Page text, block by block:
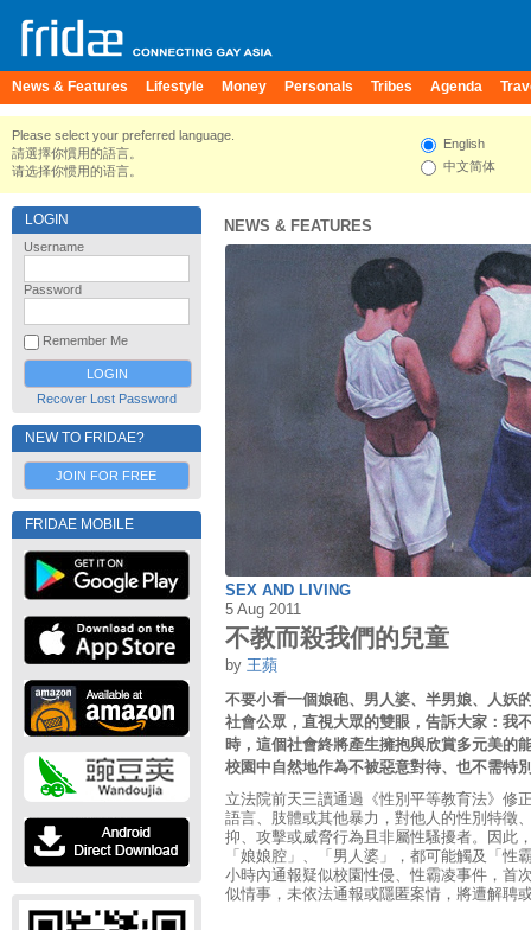
News & Features Lifestyle Money Personals Tribes Agenda
Please select your preferred language.
請選擇你慣用的語言。
请选择你惯用的语言。
English
中文简体
LOGIN
Username
Password
Remember Me
Recover Lost Password
NEW TO FRIDAE?
JOIN FOR FREE
FRIDAE MOBILE
NEWS & FEATURES
SEX AND LIVING
5 Aug 2011
不教而殺我們的兒童
by 王蘋
不要小看一個娘砲、男人婆、半男娘、人妖
社會公眾，直視大眾的雙眼，告訴大家：我
時，這個社會終將產生擁抱與欣賞多元美的
校園中自然地作為不被惡意對待、也不需特
立法院前天三讀通過《性別平等教育法》修
語言、肢體或其他暴力，對他人的性別特徵
抑、攻擊或威脅行為且非屬性騷擾者。因此
「娘娘腔」、「男人婆」，都可能觸及「性
小時內通報疑似校園性侵、性霸凌事件，首
似情事，未依法通報或隱匿案情，將遭解聘